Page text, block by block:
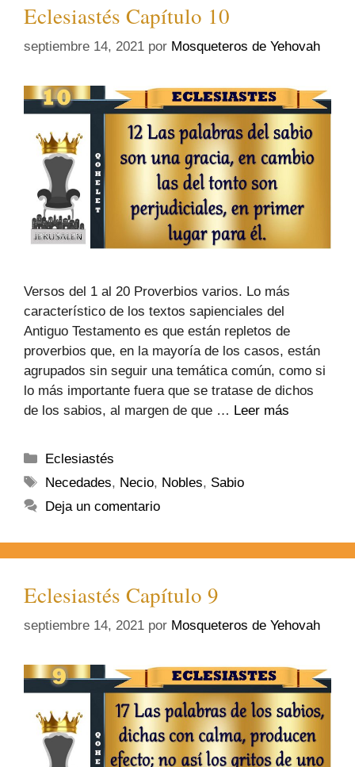
Eclesiastés Capítulo 10
septiembre 14, 2021 por Mosqueteros de Yehovah
Versos del 1 al 20 Proverbios varios. Lo más
característico de los textos sapienciales del
Antiguo Testamento es que están repletos de
proverbios que, en la mayoría de los casos, están
agrupados sin seguir una temática común, como si
lo más importante fuera que se tratase de dichos
de los sabios, al margen de que … Leer más
Eclesiastés
Necedades, Necio, Nobles, Sabio
Deja un comentario
Eclesiastés Capítulo 9
septiembre 14, 2021 por Mosqueteros de Yehovah